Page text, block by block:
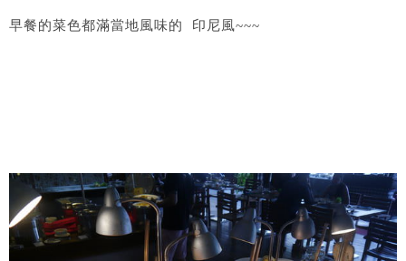
早餐的菜色都滿當地風味的 印尼風~~~